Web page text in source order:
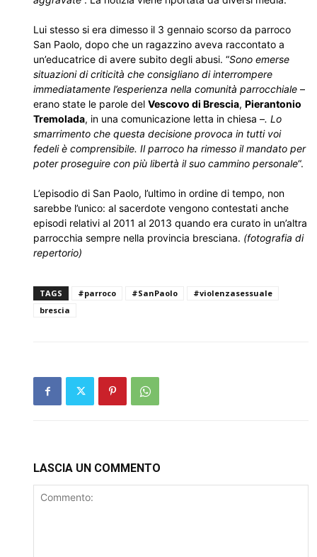
Lui stesso si era dimesso il 3 gennaio scorso da parroco
San Paolo, dopo che un ragazzino aveva raccontato a
un’educatrice di avere subito degli abusi. “Sono emerse
situazioni di criticità che consigliano di interrompere
immediatamente l’esperienza nella comunità parrocchiale –
erano state le parole del Vescovo di Brescia, Pierantonio
Tremolada, in una comunicazione letta in chiesa –. Lo
smarrimento che questa decisione provoca in tutti voi
fedeli è comprensibile. Il parroco ha rimesso il mandato per
poter proseguire con più libertà il suo cammino personale“.
L’episodio di San Paolo, l’ultimo in ordine di tempo, non
sarebbe l’unico: al sacerdote vengono contestati anche
episodi relativi al 2011 al 2013 quando era curato in un’altra
parrocchia sempre nella provincia bresciana. (fotografia di
repertorio)
TAGS #parroco #SanPaolo
#violenzasessuale
brescia
LASCIA UN COMMENTO